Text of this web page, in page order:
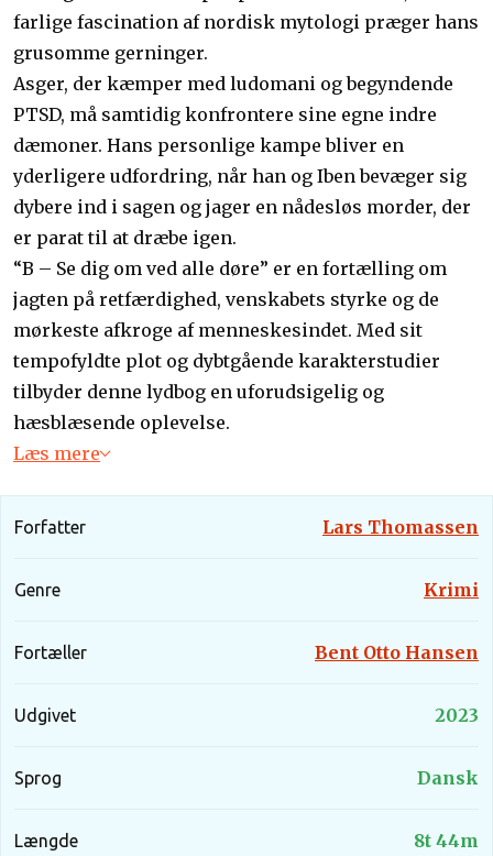
farlige fascination af nordisk mytologi præger hans
grusomme gerninger.
Asger, der kæmper med ludomani og begyndende
PTSD, må samtidig konfrontere sine egne indre
dæmoner. Hans personlige kampe bliver en
yderligere udfordring, når han og Iben bevæger sig
dybere ind i sagen og jager en nådesløs morder, der
er parat til at dræbe igen.
“B – Se dig om ved alle døre” er en fortælling om
jagten på retfærdighed, venskabets styrke og de
mørkeste afkroge af menneskesindet. Med sit
tempofyldte plot og dybtgående karakterstudier
tilbyder denne lydbog en uforudsigelig og
hæsblæsende oplevelse.
Læs mere
Forfatter Lars Thomassen
Genre Krimi
Fortæller Bent Otto Hansen
Udgivet 2023
Sprog Dansk
Længde 8t 44m